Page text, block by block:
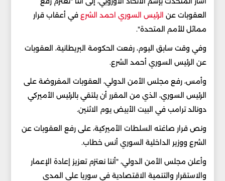
العقوبات عن الرئيس السوري احمد الشرع في أعقاب قرار
مماثل للأمم المتحدة".
وفي وقت سابق اليوم، رفعت ​الحكومة البريطانية​، العقوبات
عن الرئيس السوري ​أحمد الشرع​.
وأمس، رفع ​مجلس الأمن الدولي​، العقوبات المفروضة على
الرئيس السوري، الذي من المقرر أن يلتقي بالرئيس الأميركي
دونالد ترامب في البيت الأبيض يوم الاثنين.
ونص قرار صاغته السلطات الأميركية، على رفع العقوبات عن
الشرع ووزير الداخلية السوري أنس خطاب.
وأعلن مجلس الأمن الدولي، "أننا نعتزم تعزيز إعادة الإعمار
والاستقرار والتنمية الاقتصادية في ​​سوريا​​ على المدى